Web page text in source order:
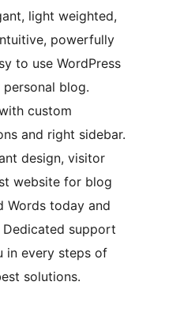
light weighted,
powerfully
to use WordPress
blog.
custom
and right sidebar.
design, visitor
website for blog
Words today and
support
in every steps of
solutions.